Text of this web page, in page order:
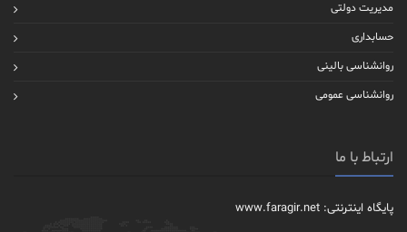
مدیریت دولتی
حسابداری
روانشناسی بالینی
روانشناسی عمومی
ارتباط با ما
پایگاه اینترنتی: www.faragir.net